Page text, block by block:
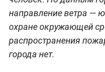
направление ветра —
охране окружающей
распространения
города нет.